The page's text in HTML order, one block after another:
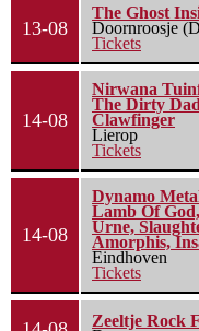
13-08
The Ghost
Doornroosje
Tickets
14-08
Nirwana
The Dirty
Clawfinger
Lierop
Tickets
14-08
Dynamo
Lamb Of
Urne,
Amorphis,
Eindhoven
Tickets
Zeeltje Rock